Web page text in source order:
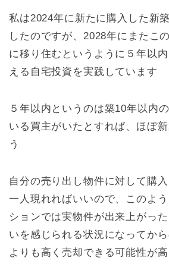
私は2024年に新たに購入した新
したのですが、2028年にまたこ
に移り住むというように５年以
える自宅投資を実践しています
５年以内というのは築10年以内
いる買主がいたとすれば、ほぼ
う
自分の売り出し物件に対して購
一人現れればいいので、このよ
ションでは実物件が出来上がっ
いを感じられる状況になってか
よりも高く売却できる可能性が